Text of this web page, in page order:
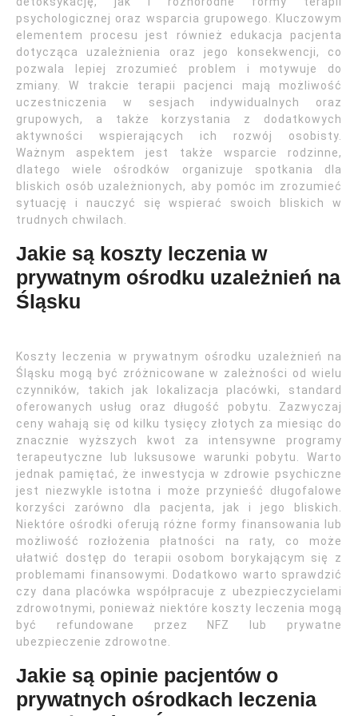
psychologicznej oraz wsparcia grupowego. Kluczowym
elementem procesu jest również edukacja pacjenta
dotycząca uzależnienia oraz jego konsekwencji, co
pozwala lepiej zrozumieć problem i motywuje do
zmiany. W trakcie terapii pacjenci mają możliwość
uczestniczenia w sesjach indywidualnych oraz
grupowych, a także korzystania z dodatkowych
aktywności wspierających ich rozwój osobisty.
Ważnym aspektem jest także wsparcie rodzinne,
dlatego wiele ośrodków organizuje spotkania dla
bliskich osób uzależnionych, aby pomóc im zrozumieć
sytuację i nauczyć się wspierać swoich bliskich w
trudnych chwilach.
Jakie są koszty leczenia w
prywatnym ośrodku uzależnień na
Śląsku
Koszty leczenia w prywatnym ośrodku uzależnień na
Śląsku mogą być zróżnicowane w zależności od wielu
czynników, takich jak lokalizacja placówki, standard
oferowanych usług oraz długość pobytu. Zazwyczaj
ceny wahają się od kilku tysięcy złotych za miesiąc do
znacznie wyższych kwot za intensywne programy
terapeutyczne lub luksusowe warunki pobytu. Warto
jednak pamiętać, że inwestycja w zdrowie psychiczne
jest niezwykle istotna i może przynieść długofalowe
korzyści zarówno dla pacjenta, jak i jego bliskich.
Niektóre ośrodki oferują różne formy finansowania lub
możliwość rozłożenia płatności na raty, co może
ułatwić dostęp do terapii osobom borykającym się z
problemami finansowymi. Dodatkowo warto sprawdzić
czy dana placówka współpracuje z ubezpieczycielami
zdrowotnymi, ponieważ niektóre koszty leczenia mogą
być refundowane przez NFZ lub prywatne
ubezpieczenie zdrowotne.
Jakie są opinie pacjentów o
prywatnych ośrodkach leczenia